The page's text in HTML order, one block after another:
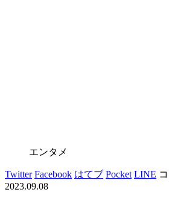
エンタメ
Twitter Facebook はてブ Pocket LINE
2023.09.08